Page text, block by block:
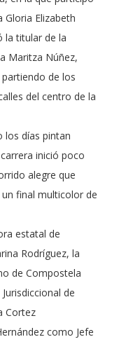
Gloria Elizabeth
la titular de la
Maritza Núñez,
de los
del centro de la
los días pintan
inició poco
alegre que
final multicolor de
estatal de
Rodríguez, la
de Compostela
de
Cortez
como Jefe